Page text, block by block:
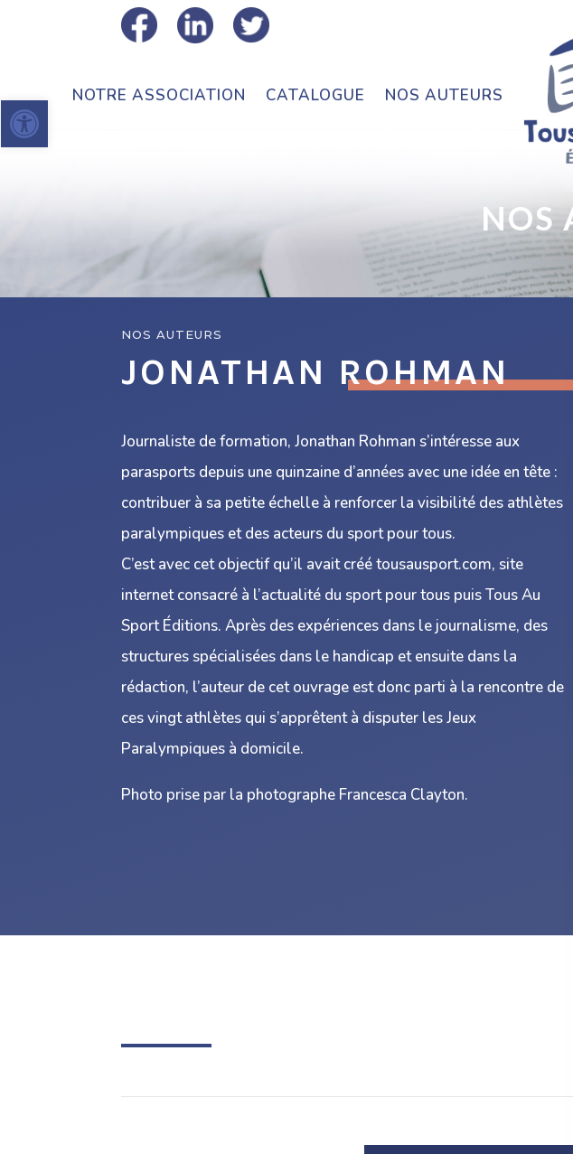
Ouvrir la barre d’outilsNOTRE ASSOCIATION CATALOGUE NOS AUTEURS
NOS
NOS AUTEURS
JONATHAN ROHMAN
Journaliste de formation, Jonathan Rohman s’intéresse aux
parasports depuis une quinzaine d’années avec une idée en tête :
contribuer à sa petite échelle à renforcer la visibilité des athlètes
paralympiques et des acteurs du sport pour tous.
C’est avec cet objectif qu’il avait créé tousausport.com, site
internet consacré à l’actualité du sport pour tous puis Tous Au
Sport Éditions. Après des expériences dans le journalisme, des
structures spécialisées dans le handicap et ensuite dans la
rédaction, l’auteur de cet ouvrage est donc parti à la rencontre de
ces vingt athlètes qui s’apprêtent à disputer les Jeux
Paralympiques à domicile.
Photo prise par la photographe Francesca Clayton.